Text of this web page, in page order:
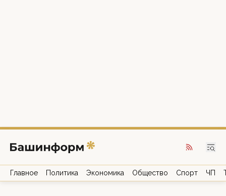
Главное Политика Экономика Общество Спорт ЧП